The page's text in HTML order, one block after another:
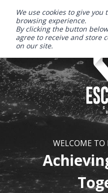
WELCOME TO
We use cookies to give you
browsing experience.
By clicking the button
agree to receive and store
on our site.